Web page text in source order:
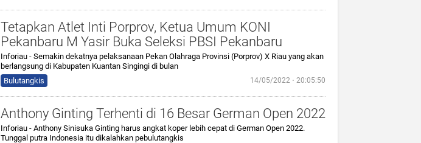
Tetapkan Atlet Inti Porprov, Ketua Umum KONI
Pekanbaru M Yasir Buka Seleksi PBSI Pekanbaru
Inforiau - Semakin dekatnya pelaksanaan Pekan Olahraga Provinsi (Porprov) X Riau yang akan
berlangsung di Kabupaten Kuantan Singingi di bulan
Bulutangkis
14/05/2022 ⋅ 20:05:50
Anthony Ginting Terhenti di 16 Besar German Open 2022
Inforiau - Anthony Sinisuka Ginting harus angkat koper lebih cepat di German Open 2022.
Tunggal putra Indonesia itu dikalahkan pebulutangkis